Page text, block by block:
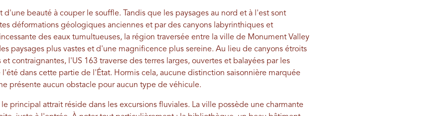
d'une beauté à couper le souffle. Tandis que les paysages au nord et à l'est sont
déformations géologiques anciennes et par des canyons labyrinthiques et
des eaux tumultueuses, la région traversée entre la ville de Monument Valley
paysages plus vastes et d'une magnificence plus sereine. Au lieu de canyons étroits
contraignantes, l'US 163 traverse des terres larges, ouvertes et balayées par les
dans cette partie de l'État. Hormis cela, aucune distinction saisonnière marquée
présente aucun obstacle pour aucun type de véhicule.
principal attrait réside dans les excursions fluviales. La ville possède une charmante